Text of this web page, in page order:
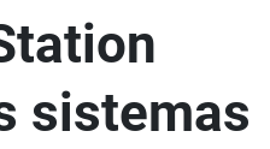
sistemas